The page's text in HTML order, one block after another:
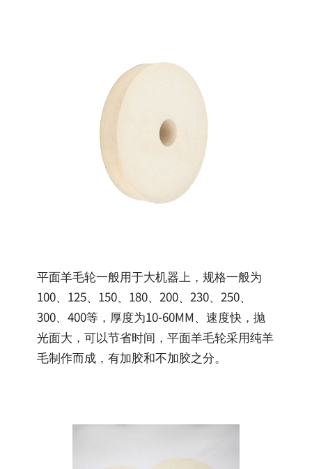
平面羊毛轮一般用于大机器上，规格一般为
100、125、150、180、200、230、250、
300、400等，厚度为10-60MM、速度快，抛
光面大，可以节省时间，平面羊毛轮采用纯羊
毛制作而成，有加胶和不加胶之分。